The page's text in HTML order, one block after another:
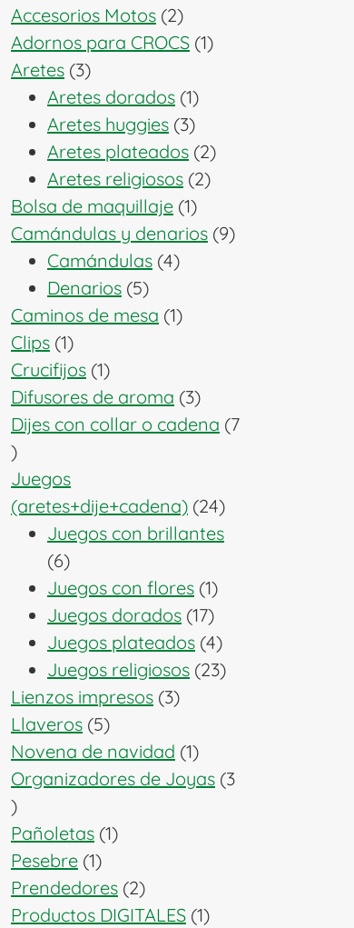
productos
Accesorios Motos 22
productos
Adornos para CROCS 11
Aretes 33
productos
Aretes dorados 11
producto
Aretes huggies 33
productos
Aretes plateados 22
productos
Aretes religiosos 22
Bolsa de maquillaje 11
producto
Camándulas y denarios 99
Camándulas 44
Denarios 55
productos
Caminos de mesa 11
Clips 11
producto
Crucifijos 11
producto
Difusores de aroma 33
productos
Dijes con collar o cadena 7
7
productos
Juegos
(aretes+dije+cadena) 2424
productos
Juegos con brillantes
66
productos
Juegos con flores 11
producto
Juegos dorados 1717
productos
Juegos plateados 44
productos
Juegos religiosos 2323
Lienzos impresos 33
Llaveros 55
productos
Novena de navidad 11
producto
Organizadores de Joyas 3
3
productos
Pañoletas 11
Pesebre 11
producto
Prendedores 22
productos
Productos DIGITALES 11